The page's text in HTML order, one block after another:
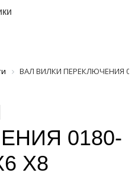
ВАЛ ВИЛКИ ПЕРЕКЛЮЧЕНИЯ
0180-
X8